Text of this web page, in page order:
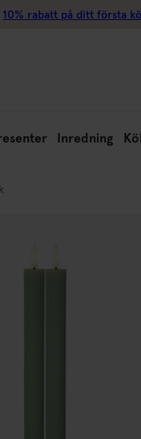
10% rabatt på ditt första
Inredning